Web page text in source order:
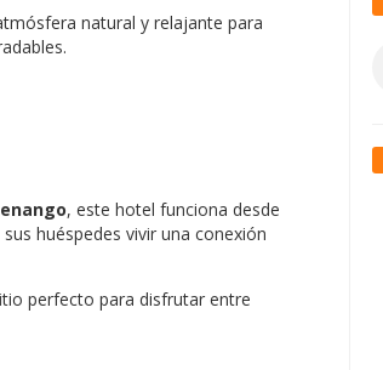
natural y relajante para
, este hotel funciona desde
huéspedes vivir una conexión
perfecto para disfrutar entre